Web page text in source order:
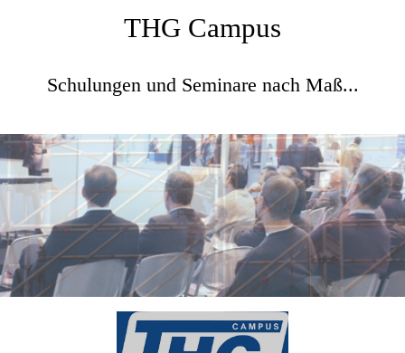
THG Campus
Schulungen und Seminare nach Maß...